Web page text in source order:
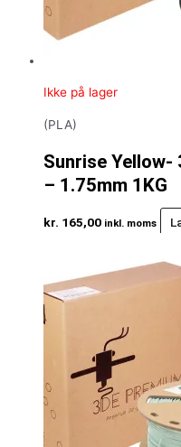
Ikke på lager
(PLA)
Sunrise Yellow-
– 1.75mm 1KG
kr. 165,00 inkl. moms